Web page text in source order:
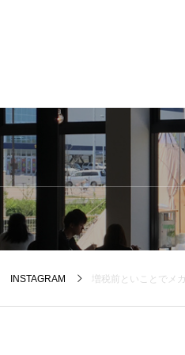
INSTAGRAM 増税前といことでメガネのフレームをいつもよりさらに充実させ